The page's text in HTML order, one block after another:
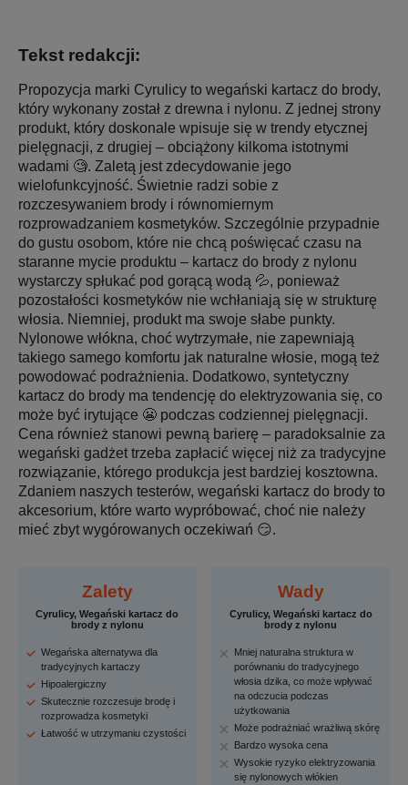
Tekst redakcji:
Propozycja marki Cyrulicy to wegański kartacz do brody,
który wykonany został z drewna i nylonu. Z jednej strony
produkt, który doskonale wpisuje się w trendy etycznej
pielęgnacji, z drugiej – obciążony kilkoma istotnymi
wadami 🧐. Zaletą jest zdecydowanie jego
wielofunkcyjność. Świetnie radzi sobie z
rozczesywaniem brody i równomiernym
rozprowadzaniem kosmetyków. Szczególnie przypadnie
do gustu osobom, które nie chcą poświęcać czasu na
staranne mycie produktu – kartacz do brody z nylonu
wystarczy spłukać pod gorącą wodą 💦, ponieważ
pozostałości kosmetyków nie wchłaniają się w strukturę
włosia. Niemniej, produkt ma swoje słabe punkty.
Nylonowe włókna, choć wytrzymałe, nie zapewniają
takiego samego komfortu jak naturalne włosie, mogą też
powodować podrażnienia. Dodatkowo, syntetyczny
kartacz do brody ma tendencję do elektryzowania się, co
może być irytujące 😬 podczas codziennej pielęgnacji.
Cena również stanowi pewną barierę – paradoksalnie za
wegański gadżet trzeba zapłacić więcej niż za tradycyjne
rozwiązanie, którego produkcja jest bardziej kosztowna.
Zdaniem naszych testerów, wegański kartacz do brody to
akcesorium, które warto wypróbować, choć nie należy
mieć zbyt wygórowanych oczekiwań 😏.
Zalety
Cyrulicy, Wegański kartacz do
brody z nylonu
Wegańska alternatywa dla
tradycyjnych kartaczy
Hipoalergiczny
Skutecznie rozczesuje brodę i
rozprowadza kosmetyki
Łatwość w utrzymaniu czystości
Wady
Cyrulicy, Wegański kartacz do
brody z nylonu
Mniej naturalna struktura w
porównaniu do tradycyjnego
włosia dzika, co może wpływać
na odczucia podczas
użytkowania
Może podrażniać wrażliwą skórę
Bardzo wysoka cena
Wysokie ryzyko elektryzowania
się nylonowych włókien